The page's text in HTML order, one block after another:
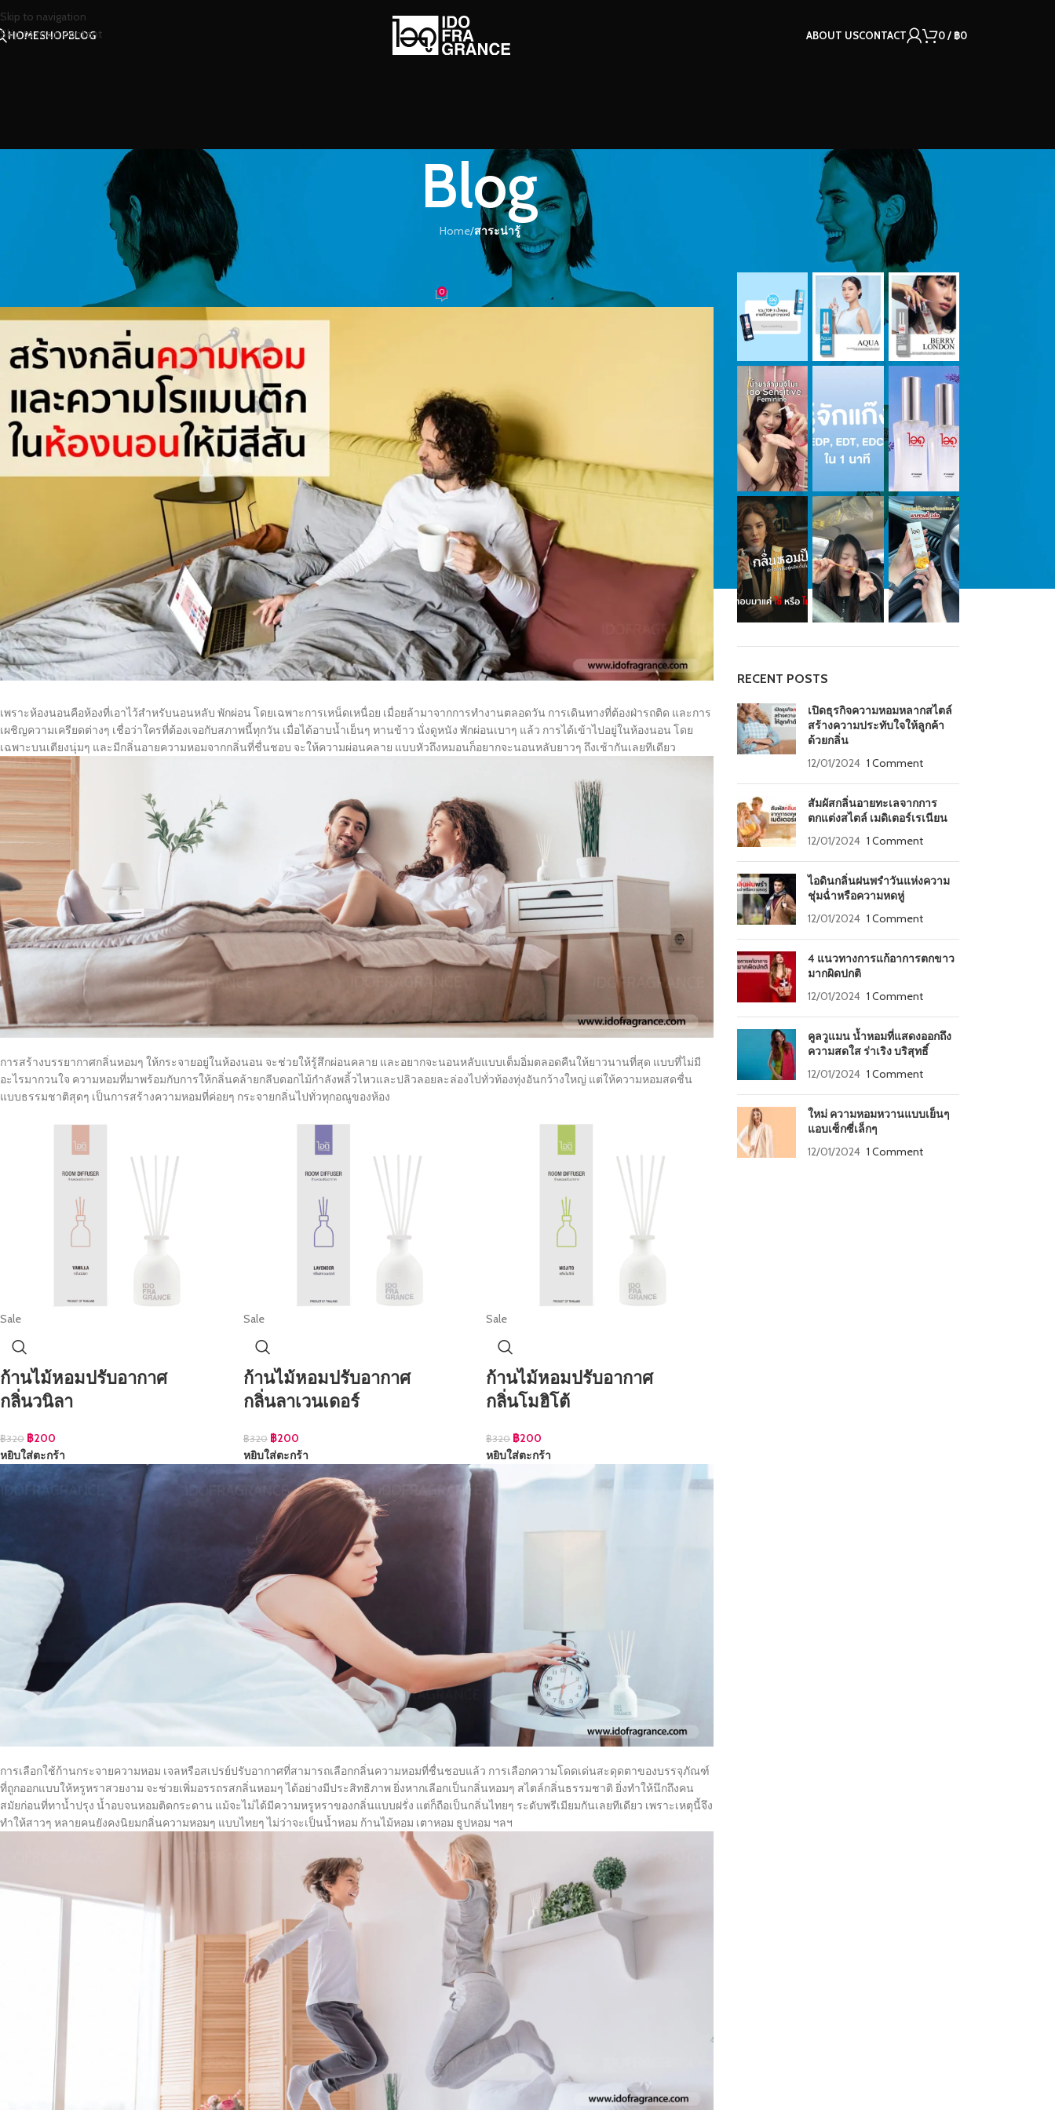
Skip to navigation
Skip to main content
HOMESHOPBLOG ABOUT USCONTACT 0/ ฿0
Blog
Home/สาระน่ารู้
สร้างกลิ่นความหอม และความโรแมนติกในห้องนอนให้มีสีสัน
0
เพราะห้องนอนคือห้องที่เอาไว้สำหรับนอนหลับ พักผ่อน โดยเฉพาะการเหน็ดเหนื่อย เมื่อยล้ามาจากการทำงานตลอดวัน การเดินทางที่ต้องฝ่ารถติด และการ
เผชิญความเครียดต่างๆ เชื่อว่าใครที่ต้องเจอกับสภาพนี้ทุกวัน เมื่อได้อาบน้ำเย็นๆ ทานข้าว นั่งดูหนัง พักผ่อนเบาๆ แล้ว การได้เข้าไปอยู่ในห้องนอน โดย
เฉพาะบนเตียงนุ่มๆ และมีกลิ่นอายความหอมจากกลิ่นที่ชื่นชอบ จะให้ความผ่อนคลาย แบบหัวถึงหมอนก็อยากจะนอนหลับยาวๆ ถึงเช้ากันเลยทีเดียว
การสร้างบรรยากาศกลิ่นหอมๆ ให้กระจายอยู่ในห้องนอน จะช่วยให้รู้สึกผ่อนคลาย และอยากจะนอนหลับแบบเต็มอิ่มตลอดคืนให้ยาวนานที่สุด แบบที่ไม่มี
อะไรมากวนใจ ความหอมที่มาพร้อมกับการให้กลิ่นคล้ายกลีบดอกไม้กำลังพลิ้วไหวและปลิวลอยละล่องไปทั่วท้องทุ่งอันกว้างใหญ่ แต่ให้ความหอมสดชื่น
แบบธรรมชาติสุดๆ เป็นการสร้างความหอมที่ค่อยๆ กระจายกลิ่นไปทั่วทุกอณูของห้อง
Sale
ก้านไม้หอมปรับอากาศ
กลิ่นวนิลา
฿320 ฿200
หยิบใส่ตะกร้า
Sale
ก้านไม้หอมปรับอากาศ
กลิ่นลาเวนเดอร์
฿320 ฿200
หยิบใส่ตะกร้า
Sale
ก้านไม้หอมปรับอากาศ
กลิ่นโมฮิโต้
฿320 ฿200
หยิบใส่ตะกร้า
การเลือกใช้ก้านกระจายความหอม เจลหรือสเปรย์ปรับอากาศที่สามารถเลือกกลิ่นความหอมที่ชื่นชอบแล้ว การเลือกความโดดเด่นสะดุดตาของบรรจุภัณฑ์
ที่ถูกออกแบบให้หรูหราสวยงาม จะช่วยเพิ่มอรรถรสกลิ่นหอมๆ ได้อย่างมีประสิทธิภาพ ยิ่งหากเลือกเป็นกลิ่นหอมๆ สไตล์กลิ่นธรรมชาติ ยิ่งทำให้นึกถึงคน
สมัยก่อนที่ทาน้ำปรุง น้ำอบจนหอมติดกระดาน แม้จะไม่ได้มีความหรูหราของกลิ่นแบบฝรั่ง แต่ก็ถือเป็นกลิ่นไทยๆ ระดับพรีเมียมกันเลยทีเดียว เพราะเหตุนี้จึง
ทำให้สาวๆ หลายคนยังคงนิยมกลิ่นความหอมๆ แบบไทยๆ ไม่ว่าจะเป็นน้ำหอม ก้านไม้หอม เตาหอม ธูปหอม ฯลฯ
OUR INSTAGRAM
RECENT POSTS
เปิดธุรกิจความหอมหลากสไตล์
สร้างความประทับใจให้ลูกค้า
ด้วยกลิ่น
12/01/2024 1 Comment
สัมผัสกลิ่นอายทะเลจากการ
ตกแต่งสไตล์ เมดิเตอร์เรเนียน
12/01/2024 1 Comment
ไอดินกลิ่นฝนพรำวันแห่งความ
ชุ่มฉ่ำหรือความหดหู่
12/01/2024 1 Comment
4 แนวทางการแก้อาการตกขาว
มากผิดปกติ
12/01/2024 1 Comment
คูลวูแมน น้ำหอมที่แสดงออกถึง
ความสดใส ร่าเริง บริสุทธิ์
12/01/2024 1 Comment
ใหม่ ความหอมหวานแบบเย็นๆ
แอบเซ็กซี่เล็กๆ
12/01/2024 1 Comment